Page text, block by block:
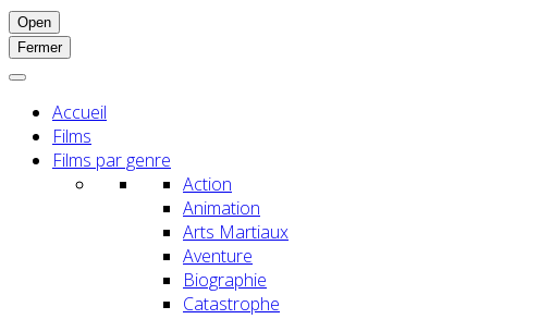
Open
Fermer
Accueil
Films
Films par genre
Action
Animation
Arts Martiaux
Aventure
Biographie
Catastrophe